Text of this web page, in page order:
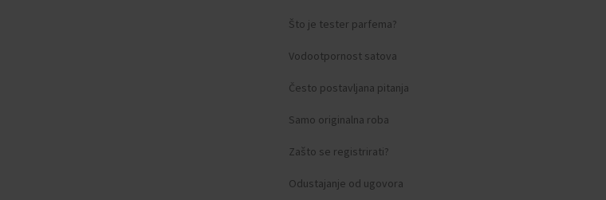
Što je tester parfema?
Vodootpornost satova
Često postavljana pitanja
Samo originalna roba
Zašto se registrirati?
Odustajanje od ugovora